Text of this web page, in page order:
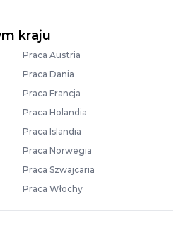
kraju
Praca Austria
Praca Dania
Praca Francja
Praca Holandia
Praca Islandia
Praca Norwegia
Praca Szwajcaria
Praca Włochy